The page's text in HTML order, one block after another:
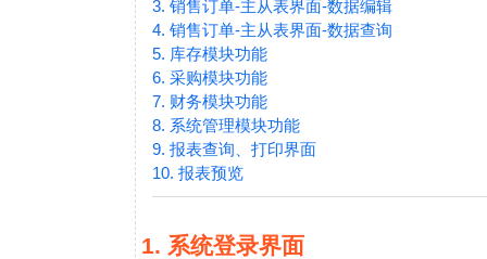
3. 销售订单-主从表界面-数据编辑
4. 销售订单-主从表界面-数据查询
5. 库存模块功能
6. 采购模块功能
7. 财务模块功能
8. 系统管理模块功能
9. 报表查询、打印界面
10. 报表预览
1. 系统登录界面